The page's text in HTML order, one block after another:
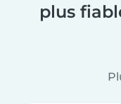
plus